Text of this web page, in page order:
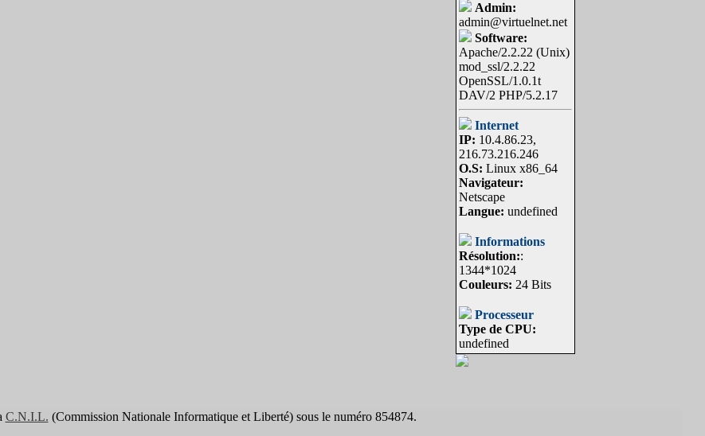
Admin:
admin@virtuelnet.net
Software:
Apache/2.2.22 (Unix)
mod_ssl/2.2.22
OpenSSL/1.0.1t
DAV/2 PHP/5.2.17
Internet
IP: 10.4.86.23,
216.73.216.246
O.S: Linux x86_64
Navigateur:
Netscape
Langue: undefined
Informations
Résolution::
1344*1024
Couleurs: 24 Bits
Processeur
Type de CPU:
undefined
C.N.I.L. (Commission Nationale Informatique et Liberté) sous le numéro 854874.